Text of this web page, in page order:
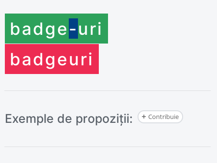
badge-uri
badgeuri
Exemple de propoziții: Contribuie